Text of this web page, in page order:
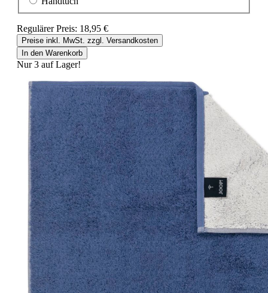
Regulärer Preis: 18,95 €
Preise inkl. MwSt. zzgl. Versandkosten
In den Warenkorb
Nur 3 auf Lager!